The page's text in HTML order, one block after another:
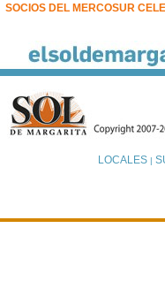
SOCIOS DEL MERCOSUR
LOCALES|